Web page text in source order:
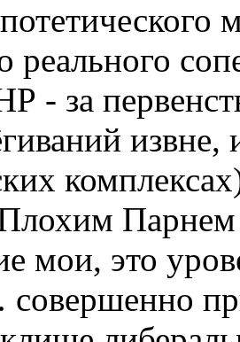
реального
за
мои, это